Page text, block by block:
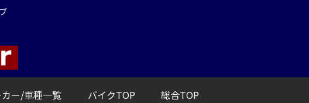
カー/車種一覧 バイクTOP 総合TOP